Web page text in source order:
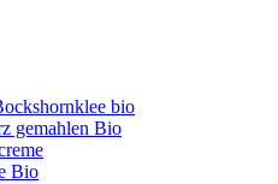
bio
gemahlen Bio
Bio